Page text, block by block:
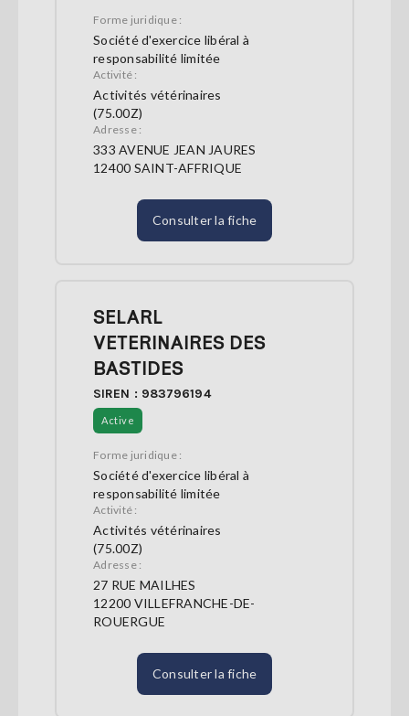
Forme juridique :
Société d'exercice libéral à
responsabilité limitée
Activité :
Activités vétérinaires
(75.00Z)
Adresse :
333 AVENUE JEAN JAURES
12400 SAINT-AFFRIQUE
Consulter la fiche
SELARL
VETERINAIRES DES
BASTIDES
SIREN : 983796194
Active
Forme juridique :
Société d'exercice libéral à
responsabilité limitée
Activité :
Activités vétérinaires
(75.00Z)
Adresse :
27 RUE MAILHES
12200 VILLEFRANCHE-DE-
ROUERGUE
Consulter la fiche